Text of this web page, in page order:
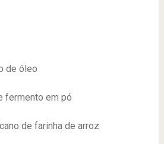
de óleo
fermento em pó
de farinha de arroz